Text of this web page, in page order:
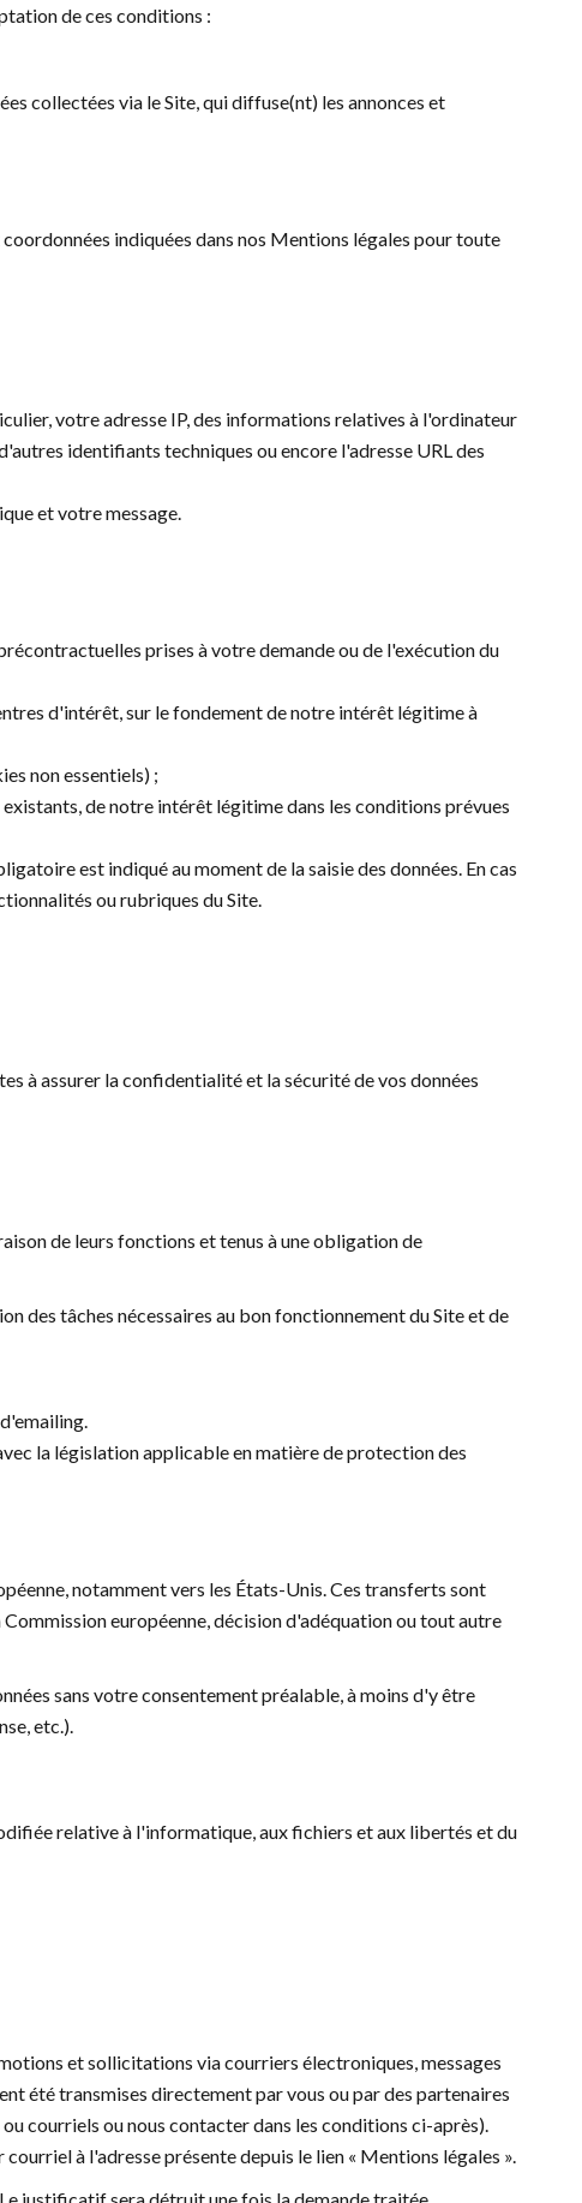
de ces conditions :
collectées via le Site, qui diffuse(nt) les annonces et
indiquées dans nos Mentions légales pour toute
votre adresse IP, des informations relatives à l'ordinateur
identifiants techniques ou encore l'adresse URL des
et votre message.
prises à votre demande ou de l'exécution du
d'intérêt, sur le fondement de notre intérêt légitime à
non essentiels) ;
de notre intérêt légitime dans les conditions prévues
est indiqué au moment de la saisie des données. En cas
ou rubriques du Site.
à assurer la confidentialité et la sécurité de vos données
de leurs fonctions et tenus à une obligation de
des tâches nécessaires au bon fonctionnement du Site et de
la législation applicable en matière de protection des
notamment vers les États-Unis. Ces transferts sont
européenne, décision d'adéquation ou tout autre
sans votre consentement préalable, à moins d'y être
etc.).
relative à l'informatique, aux fichiers et aux libertés et du
et sollicitations via courriers électroniques, messages
été transmises directement par vous ou par des partenaires
courriels ou nous contacter dans les conditions ci-après).
à l'adresse présente depuis le lien « Mentions légales ».